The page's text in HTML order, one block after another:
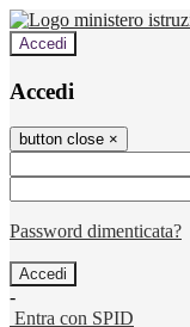
Accedi
Accedi
button close ×
Password dimenticata?
-
Entra con SPID